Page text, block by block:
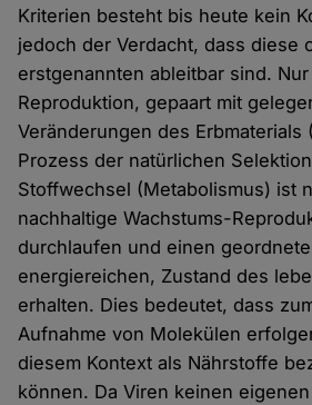
Kriterien besteht bis heute kein
jedoch der Verdacht, dass diese
erstgenannten ableitbar sind.
Reproduktion, gepaart mit
Veränderungen des Erbmaterials
Prozess der natürlichen
Stoffwechsel (Metabolismus) ist
nachhaltige Wachstums-
durchlaufen und einen
energiereichen, Zustand des
erhalten. Dies bedeutet, dass
Aufnahme von Molekülen
diesem Kontext als Nährstoffe
können. Da Viren keinen